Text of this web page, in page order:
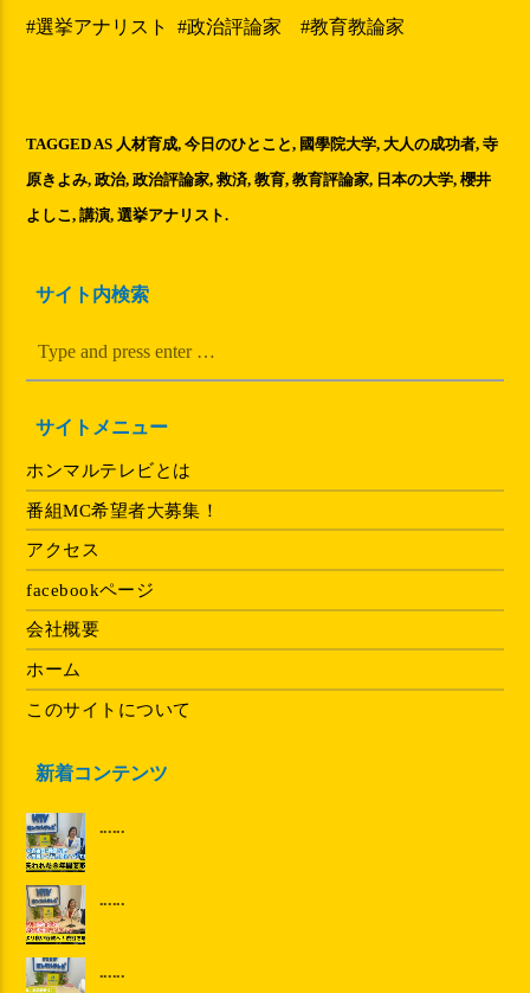
#選挙アナリスト #政治評論家 #教育教論家
TAGGED AS 人材育成,今日のひとこと, 國學院大学,大人の成功者,寺
原きよみ,政治,政治評論家,救済,教育,教育評論家, 日本の大学,櫻井
よしこ,講演,選挙アナリスト.
サイト内検索
サイトメニュー
ホンマルテレビとは
番組MC希望者大募集！
アクセス
facebookページ
会社概要
ホーム
このサイトについて
新着コンテンツ
......
......
......